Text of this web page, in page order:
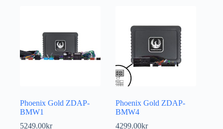
Phoenix Gold ZDAP-
BMW1
5249.00kr
Phoenix Gold ZDAP-
BMW4
4299.00kr